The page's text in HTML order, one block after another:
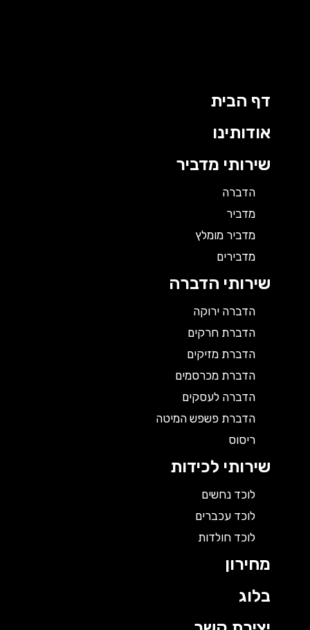
דף הבית
אודותינו
שירותי מדביר
הדברה
מדביר
מדביר מומלץ
מדבירים
שירותי הדברה
הדברה ירוקה
הדברת חרקים
הדברת מזיקים
הדברת מכרסמים
הדברה לעסקים
הדברת פשפש המיטה
ריסוס
שירותי לכידות
לוכד נחשים
לוכד עכברים
לוכד חולדות
מחירון
בלוג